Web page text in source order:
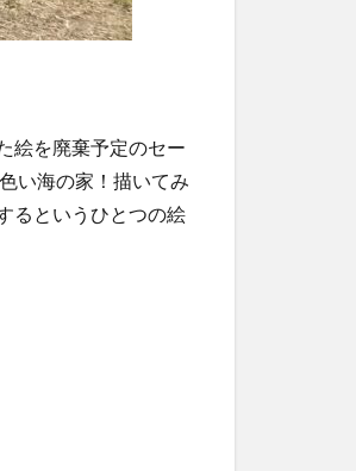
絵を廃棄予定のセー
い海の家！描いてみ
るというひとつの絵